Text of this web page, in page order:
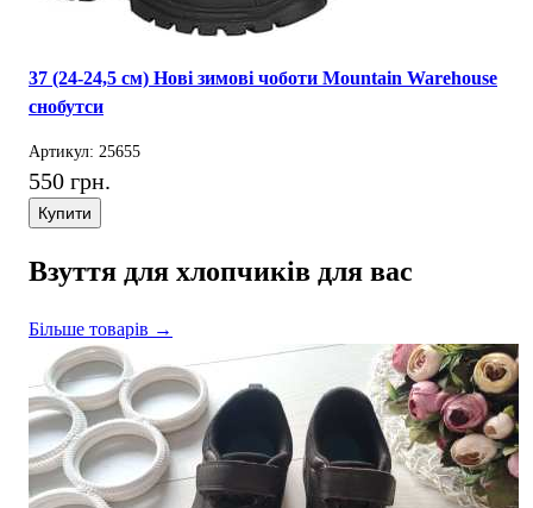
37 (24-24,5 см) Нові зимові чоботи Mountain Warehouse
снобутси
Артикул: 25655
550 грн.
Купити
Взуття для хлопчиків для вас
Більше товарів →